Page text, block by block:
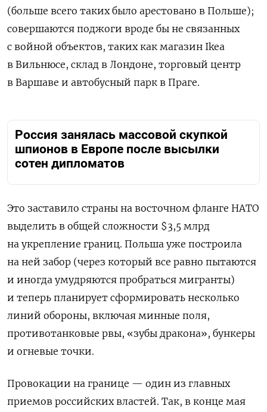
(больше всего таких было арестовано в Польше);
совершаются поджоги вроде бы не связанных
с войной объектов, таких как магазин Ikea
в Вильнюсе, склад в Лондоне, торговый центр
в Варшаве и автобусный парк в Праге.
Россия занялась массовой скупкой
шпионов в Европе после высылки
сотен дипломатов
Это заставило страны на восточном фланге НАТО
выделить в общей сложности $3,5 млрд
на укрепление границ. Польша уже построила
на ней забор (через который все равно пытаются
и иногда умудряются пробраться мигранты)
и теперь планирует сформировать несколько
линий обороны, включая минные поля,
противотанковые рвы, «зубы дракона», бункеры
и огневые точки.
Провокации на границе — один из главных
приемов российских властей. Так, в конце мая